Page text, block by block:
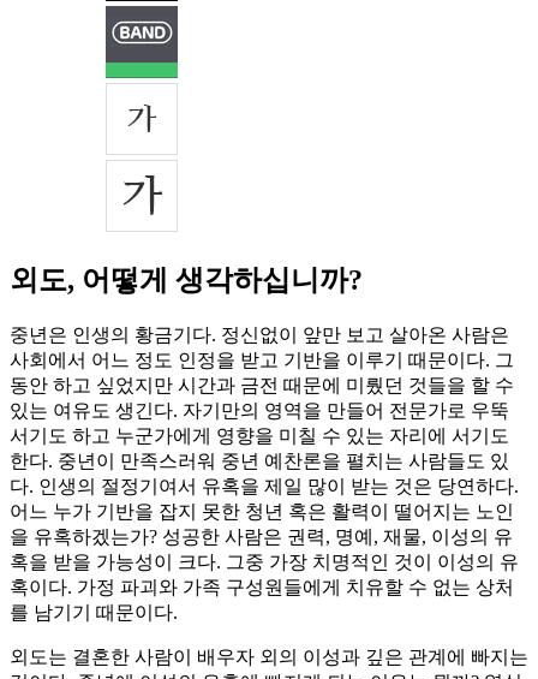
외도, 어떻게 생각하십니까?
중년은 인생의 황금기다. 정신없이 앞만 보고 살아온 사람은
사회에서 어느 정도 인정을 받고 기반을 이루기 때문이다. 그
동안 하고 싶었지만 시간과 금전 때문에 미뤘던 것들을 할 수
있는 여유도 생긴다. 자기만의 영역을 만들어 전문가로 우뚝
서기도 하고 누군가에게 영향을 미칠 수 있는 자리에 서기도
한다. 중년이 만족스러워 중년 예찬론을 펼치는 사람들도 있
다. 인생의 절정기여서 유혹을 제일 많이 받는 것은 당연하다.
어느 누가 기반을 잡지 못한 청년 혹은 활력이 떨어지는 노인
을 유혹하겠는가? 성공한 사람은 권력, 명예, 재물, 이성의 유
혹을 받을 가능성이 크다. 그중 가장 치명적인 것이 이성의 유
혹이다. 가정 파괴와 가족 구성원들에게 치유할 수 없는 상처
를 남기기 때문이다.
외도는 결혼한 사람이 배우자 외의 이성과 깊은 관계에 빠지는